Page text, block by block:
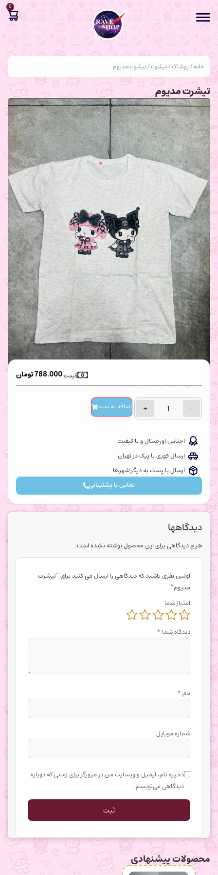
0
خانه/پوشاک/تیشرت/ تیشرت مدیوم
تیشرت مدیوم
788.000تومان قیمت:
تنها 3 عدد در انبار باقی مانده
−
+ اضافه‌ به سبد
اجناس اورجینال و با کیفیت
ارسال فوری با پیک در تهران
ارسال با پست به دیگر شهرها
تماس با پشتیبانی
دیدگاهها
هیچ دیدگاهی برای این محصول نوشته نشده است.
اولین نفری باشید که دیدگاهی را ارسال می کنید برای “تیشرت
مدیوم”
امتیاز شما
دیدگاه شما *
نام*
شماره موبایل
ذخیره نام، ایمیل و وبسایت من در مرورگر برای زمانی که دوباره
دیدگاهی می‌نویسم.
محصولات پیشنهادی